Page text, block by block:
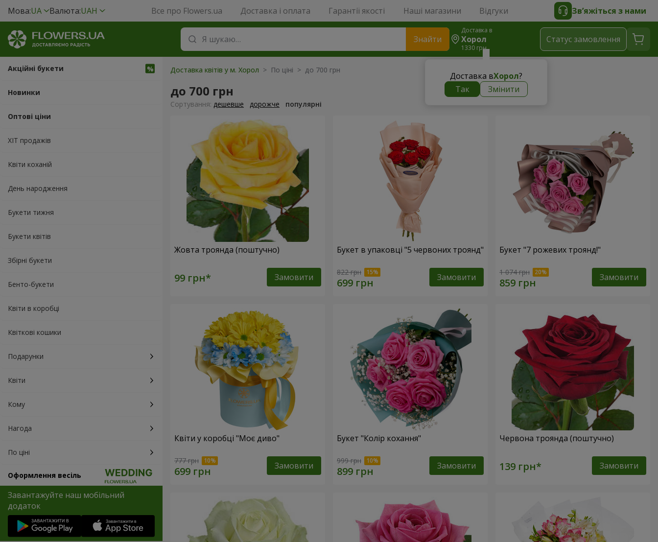
Мова:UA Валюта:UAH Все про Flowers.ua Доставка і оплата Гарантії якості Наші магазини Відгуки Зв’яжіться з нами
Знайти
Доставка в
Хорол
1330 грн
Доставка вХорол?
Так
Змінити
Статус замовлення
Акційні букети
Новинки
Оптові ціни
ХІТ продажів
Квіти коханій
День народження
Букети тижня
Букети квітів
Збірні букети
Бенто-букети
Квіти в коробці
Квіткові кошики
Подарунки
Квіти
Кому
Нагода
По ціні
Оформлення весіль
Завантажуйте наш мобільний
додаток
Доставка квітів у м. Хорол > По ціні > до 700 грн
до 700 грн
Сортування: дешевше дорожче популярні
Жовта троянда (поштучно)
Замовити
Букет в упаковці "5 червоних троянд"
822 грн Замовити
Букет "7 рожевих троянд!"
1 074 грн Замовити
Квіти у коробці "Моє диво"
777 грн Замовити
Букет "Колір кохання"
999 грн Замовити
Червона троянда (поштучно)
Замовити